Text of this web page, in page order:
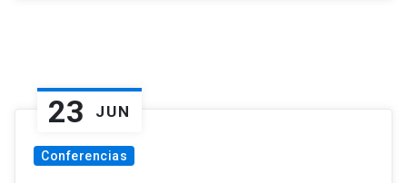
23 JUN
Conferencias